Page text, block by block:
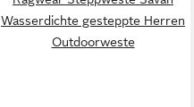
Wasserdichte gesteppte Herren
Outdoorweste